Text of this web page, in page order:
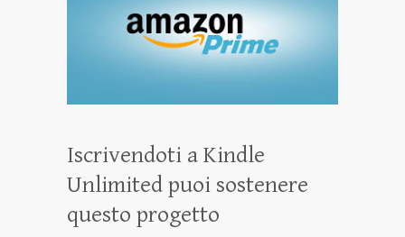
Iscrivendoti a Kindle
Unlimited puoi sostenere
questo progetto